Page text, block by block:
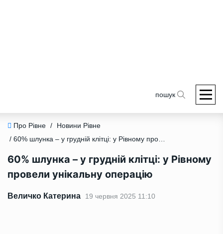
пошук
Про Рівне /
Новини Рівне
/ 60% шлунка – у грудній клітці: у Рівному провели унікальну операцію
60% шлунка – у грудній клітці: у Рівному
провели унікальну операцію
Величко Катерина 19 червня 2025 11:10